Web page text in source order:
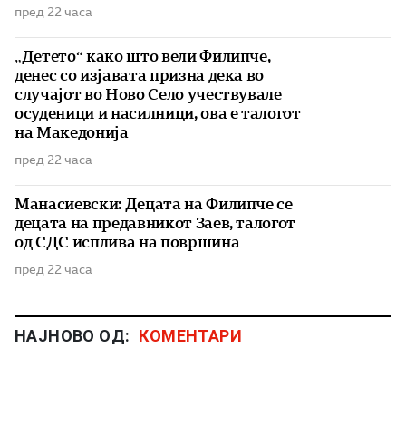
пред 22 часа
„Детето“ како што вели Филипче,
денес со изјавата призна дека во
случајот во Ново Село учествувале
осуденици и насилници, ова е талогот
на Македонија
пред 22 часа
Манасиевски: Децата на Филипче се
децата на предавникот Заев, талогот
од СДС исплива на површина
пред 22 часа
НАЈНОВО ОД: КОМЕНТАРИ